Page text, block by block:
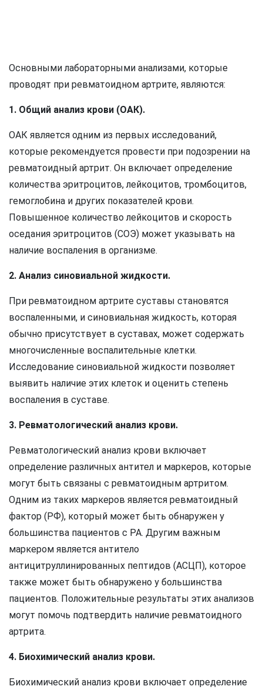
Основными лабораторными анализами, которые
проводят при ревматоидном артрите, являются:
1. Общий анализ крови (ОАК).
ОАК является одним из первых исследований,
которые рекомендуется провести при подозрении на
ревматоидный артрит. Он включает определение
количества эритроцитов, лейкоцитов, тромбоцитов,
гемоглобина и других показателей крови.
Повышенное количество лейкоцитов и скорость
оседания эритроцитов (СОЭ) может указывать на
наличие воспаления в организме.
2. Анализ синовиальной жидкости.
При ревматоидном артрите суставы становятся
воспаленными, и синовиальная жидкость, которая
обычно присутствует в суставах, может содержать
многочисленные воспалительные клетки.
Исследование синовиальной жидкости позволяет
выявить наличие этих клеток и оценить степень
воспаления в суставе.
3. Ревматологический анализ крови.
Ревматологический анализ крови включает
определение различных антител и маркеров, которые
могут быть связаны с ревматоидным артритом.
Одним из таких маркеров является ревматоидный
фактор (РФ), который может быть обнаружен у
большинства пациентов с РА. Другим важным
маркером является антитело
антицитруллинированных пептидов (АСЦП), которое
также может быть обнаружено у большинства
пациентов. Положительные результаты этих анализов
могут помочь подтвердить наличие ревматоидного
артрита.
4. Биохимический анализ крови.
Биохимический анализ крови включает определение